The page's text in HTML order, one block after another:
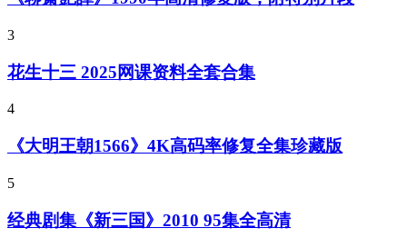
3
花生十三 2025网课资料全套合集
4
《大明王朝1566》4K高码率修复全集珍藏版
5
经典剧集《新三国》2010 95集全高清